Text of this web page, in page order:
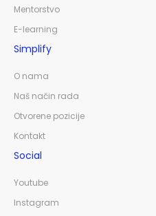
Mentorstvo
E-learning
Simplify
O nama
Naš način rada
Otvorene pozicije
Kontakt
Social
Youtube
Instagram